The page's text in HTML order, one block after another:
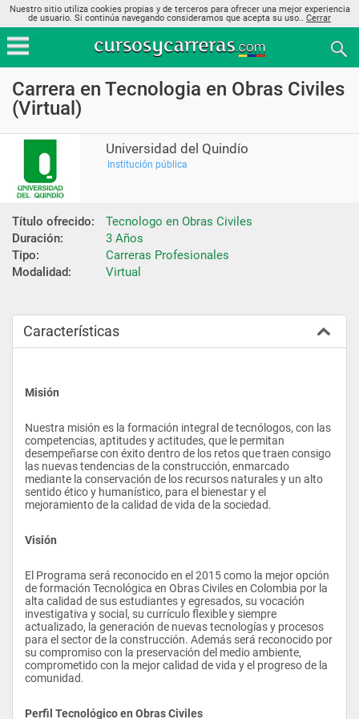
Nuestro sitio utiliza cookies propias y de terceros para ofrecer una mejor experiencia
de usuario. Si continúa navegando consideramos que acepta su uso.. Cerrar
Carrera en Tecnologia en Obras Civiles
(Virtual)
Universidad del Quindío
Institución pública
Título ofrecido:
Tecnologo en Obras Civiles
Duración:
3 Años
Tipo:
Carreras Profesionales
Modalidad:
Virtual
Características
Misión
Nuestra misión es la formación integral de tecnólogos, con las
competencias, aptitudes y actitudes, que le permitan
desempeñarse con éxito dentro de los retos que traen consigo
las nuevas tendencias de la construcción, enmarcado
mediante la conservación de los recursos naturales y un alto
sentido ético y humanístico, para el bienestar y el
mejoramiento de la calidad de vida de la sociedad.
Visión
El Programa será reconocido en el 2015 como la mejor opción
de formación Tecnológica en Obras Civiles en Colombia por la
alta calidad de sus estudiantes y egresados, su vocación
investigativa y social, su currículo flexible y siempre
actualizado, la generación de nuevas tecnologías y procesos
para el sector de la construcción. Además será reconocido por
su compromiso con la preservación del medio ambiente,
comprometido con la mejor calidad de vida y el progreso de la
comunidad.
Perfil Tecnológico en Obras Civiles